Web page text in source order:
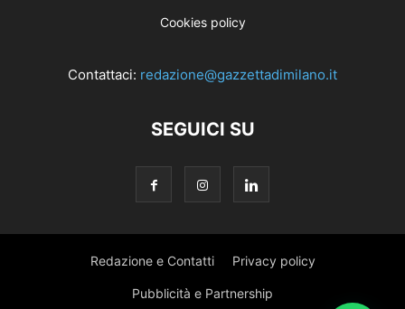
Cookies policy
Contattaci: redazione@gazzettadimilano.it
SEGUICI SU
Redazione e Contatti Privacy policy
Pubblicità e Partnership